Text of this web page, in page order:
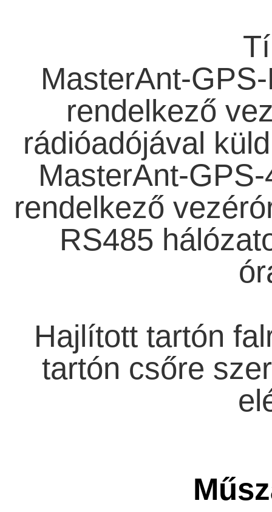
MasterAnt-
rendelkező
rádióadójával
MasterAnt-
rendelkező
RS485
Hajlított tartón
tartón csőre